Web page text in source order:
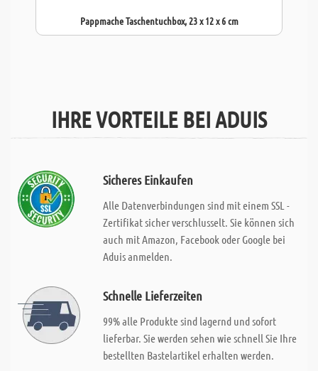
Pappmache Taschentuchbox, 23 x 12 x 6 cm
IHRE VORTEILE BEI ADUIS
Sicheres Einkaufen
Alle Datenverbindungen sind mit einem SSL -
Zertifikat sicher verschlusselt. Sie können sich
auch mit Amazon, Facebook oder Google bei
Aduis anmelden.
Schnelle Lieferzeiten
99% alle Produkte sind lagernd und sofort
lieferbar. Sie werden sehen wie schnell Sie Ihre
bestellten Bastelartikel erhalten werden.